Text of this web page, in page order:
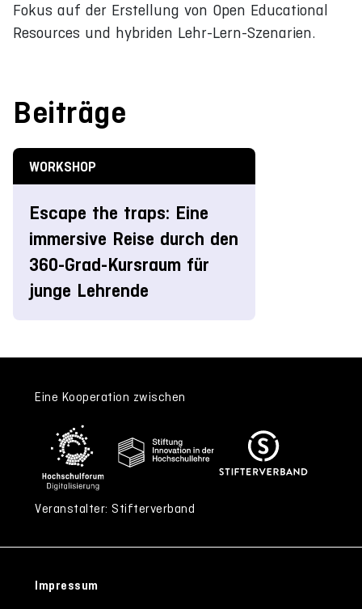
Fokus auf der Erstellung von Open Educational
Resources und hybriden Lehr-Lern-Szenarien.
Beiträge
WORKSHOP
Escape the traps: Eine
immersive Reise durch den
360-Grad-Kursraum für
junge Lehrende
Eine Kooperation zwischen
Veranstalter: Stifterverband
Impressum